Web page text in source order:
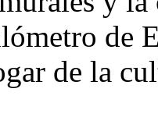
de
de la